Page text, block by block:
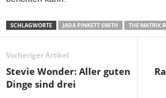
SCHLAGWORTE JADA PINKETT SMITH THE MATRIX
Vorheriger Artikel
Stevie Wonder: Aller guten
Dinge sind drei